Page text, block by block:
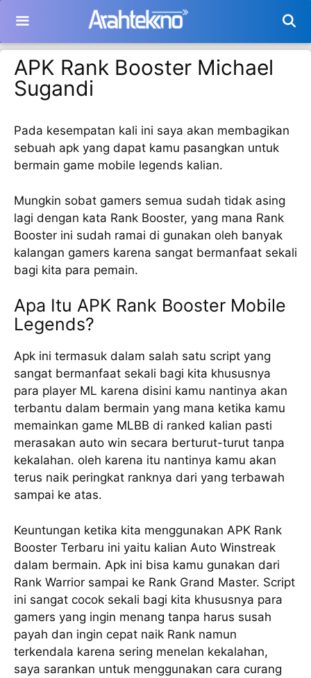
isi
APK Rank Booster Michael
Sugandi
Pada kesempatan kali ini saya akan membagikan
sebuah apk yang dapat kamu pasangkan untuk
bermain game mobile legends kalian.
Mungkin sobat gamers semua sudah tidak asing
lagi dengan kata Rank Booster, yang mana Rank
Booster ini sudah ramai di gunakan oleh banyak
kalangan gamers karena sangat bermanfaat sekali
bagi kita para pemain.
Apa Itu APK Rank Booster Mobile
Legends?
Apk ini termasuk dalam salah satu script yang
sangat bermanfaat sekali bagi kita khususnya
para player ML karena disini kamu nantinya akan
terbantu dalam bermain yang mana ketika kamu
memainkan game MLBB di ranked kalian pasti
merasakan auto win secara berturut-turut tanpa
kekalahan. oleh karena itu nantinya kamu akan
terus naik peringkat ranknya dari yang terbawah
sampai ke atas.
Keuntungan ketika kita menggunakan APK Rank
Booster Terbaru ini yaitu kalian Auto Winstreak
dalam bermain. Apk ini bisa kamu gunakan dari
Rank Warrior sampai ke Rank Grand Master. Script
ini sangat cocok sekali bagi kita khususnya para
gamers yang ingin menang tanpa harus susah
payah dan ingin cepat naik Rank namun
terkendala karena sering menelan kekalahan,
saya sarankan untuk menggunakan cara curang